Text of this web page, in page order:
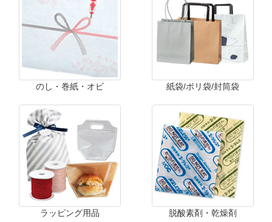
のし・巻紙・オビ 紙袋/ポリ袋/封筒袋
ラッピング用品 脱酸素剤・乾燥剤